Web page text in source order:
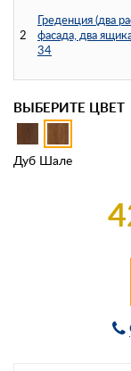
2
Греденция (два
фасада, два
34
ВЫБЕРИТЕ ЦВЕТ
Дуб Шале